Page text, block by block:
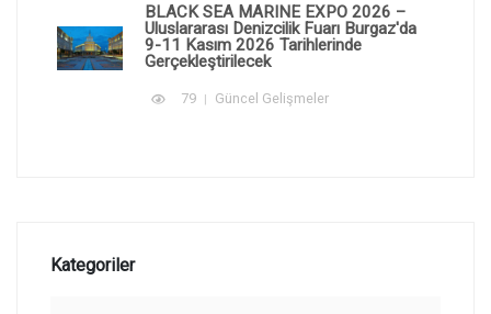
BLACK SEA MARINE EXPO 2026 –
Uluslararası Denizcilik Fuarı Burgaz'da
9-11 Kasım 2026 Tarihlerinde
Gerçekleştirilecek
79 Güncel Gelişmeler
Kategoriler